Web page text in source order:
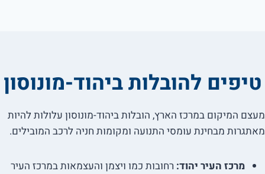
טיפים להובלות ביהוד-מונוסון
מעצם המיקום במרכז הארץ, הובלות ביהוד-מונוסון עלולות להיות
מאתגרות מבחינת עומסי התנועה ומקומות חניה לרכב המובילים.
מרכז העיר יהוד: רחובות כמו ויצמן והעצמאות במרכז העיר